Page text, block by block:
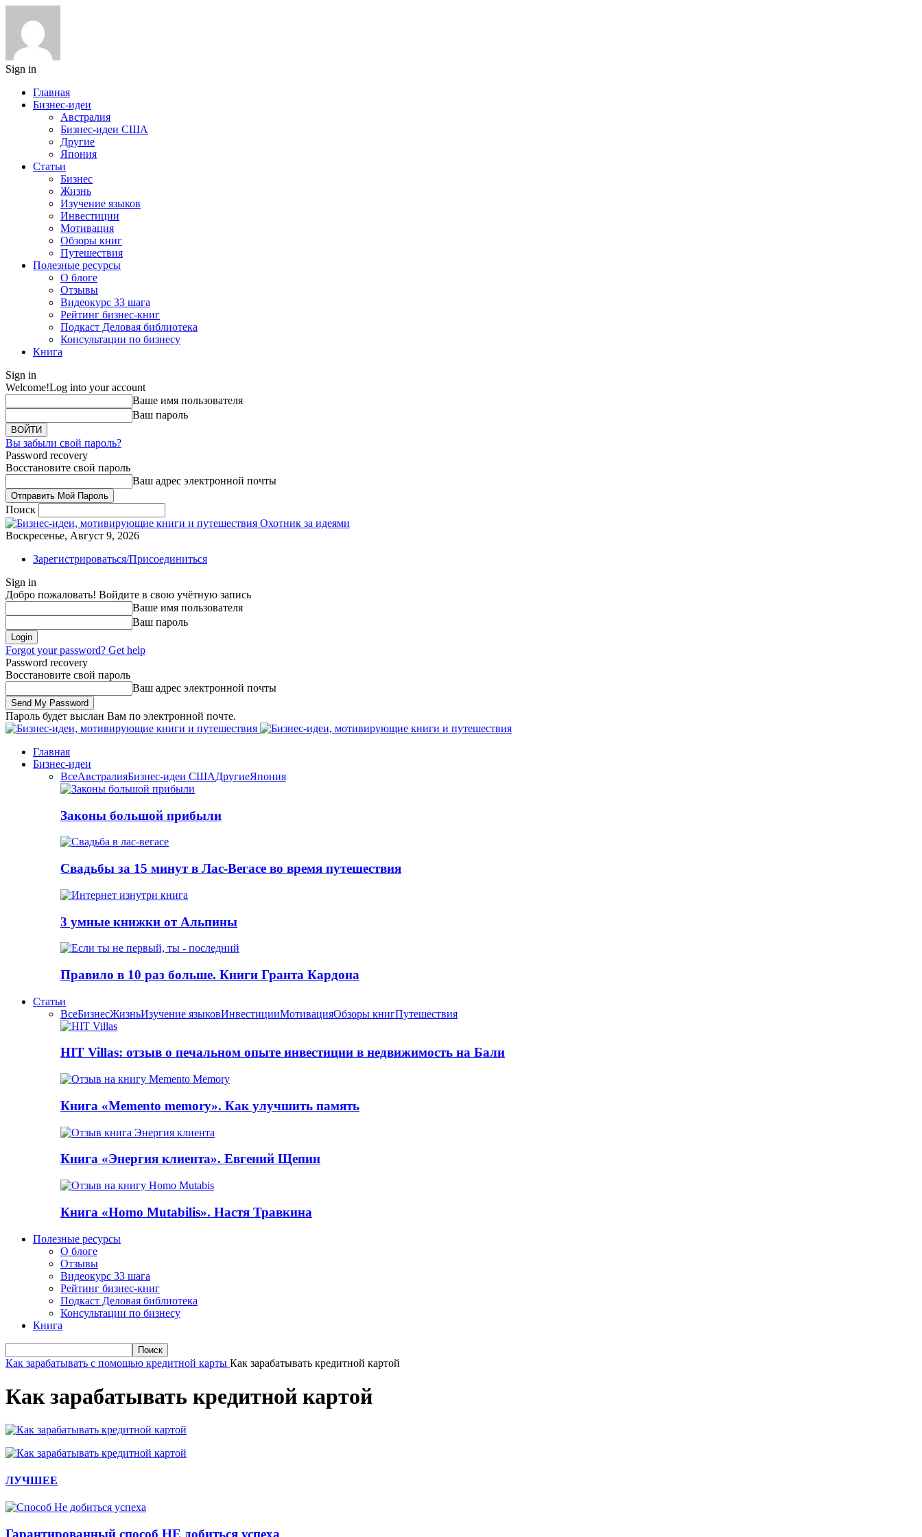
Sign in
Главная
Бизнес-идеи
Австралия
Бизнес-идеи США
Другие
Япония
Статьи
Бизнес
Жизнь
Изучение языков
Инвестиции
Мотивация
Обзоры книг
Путешествия
Полезные ресурсы
О блоге
Отзывы
Видеокурс 33 шага
Рейтинг бизнес-книг
Подкаст Деловая библиотека
Консультации по бизнесу
Книга
Sign in
Welcome!Log into your account
Ваше имя пользователя
Ваш пароль
Вы забыли свой пароль?
Password recovery
Восстановите свой пароль
Ваш адрес электронной почты
Поиск
Охотник за идеями
Воскресенье, Август 9, 2026
Зарегистрироваться/Присоединиться
Sign in
Добро пожаловать! Войдите в свою учётную запись
Ваше имя пользователя
Ваш пароль
Forgot your password? Get help
Password recovery
Восстановите свой пароль
Ваш адрес электронной почты
Пароль будет выслан Вам по электронной почте.
Главная
Бизнес-идеи
ВсеАвстралияБизнес-идеи СШАДругиеЯпония
Законы большой прибыли
Свадьбы за 15 минут в Лас-Вегасе во время путешествия
3 умные книжки от Альпины
Правило в 10 раз больше. Книги Грантa Кардона
Статьи
ВсеБизнесЖизньИзучение языковИнвестицииМотивацияОбзоры книгПутешествия
HIT Villas: отзыв о печальном опыте инвестиции в недвижимость на Бали
Книга «Memento memory». Как улучшить память
Книга «Энергия клиента». Евгений Щепин
Книга «Homo Mutabilis». Настя Травкина
Полезные ресурсы
О блоге
Отзывы
Видеокурс 33 шага
Рейтинг бизнес-книг
Подкаст Деловая библиотека
Консультации по бизнесу
Книга
Как зарабатывать с помощью кредитной карты Как зарабатывать кредитной картой
Как зарабатывать кредитной картой
ЛУЧШЕЕ
Гарантированный способ НЕ добиться успеха